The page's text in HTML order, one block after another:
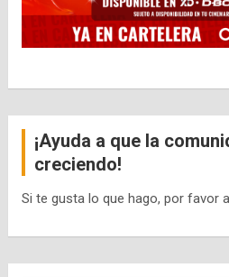
¡Ayuda a que la
creciendo!
Si te gusta lo que hago, por favor